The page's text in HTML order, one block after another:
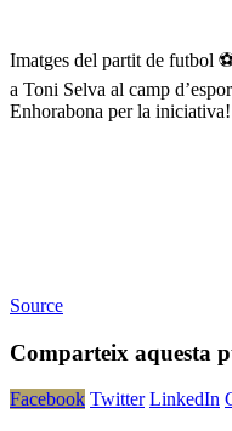
Imatges del partit de futbol
a Toni Selva al camp
Enhorabona per la
Source
Comparteix aquesta
Facebook Twitter LinkedIn